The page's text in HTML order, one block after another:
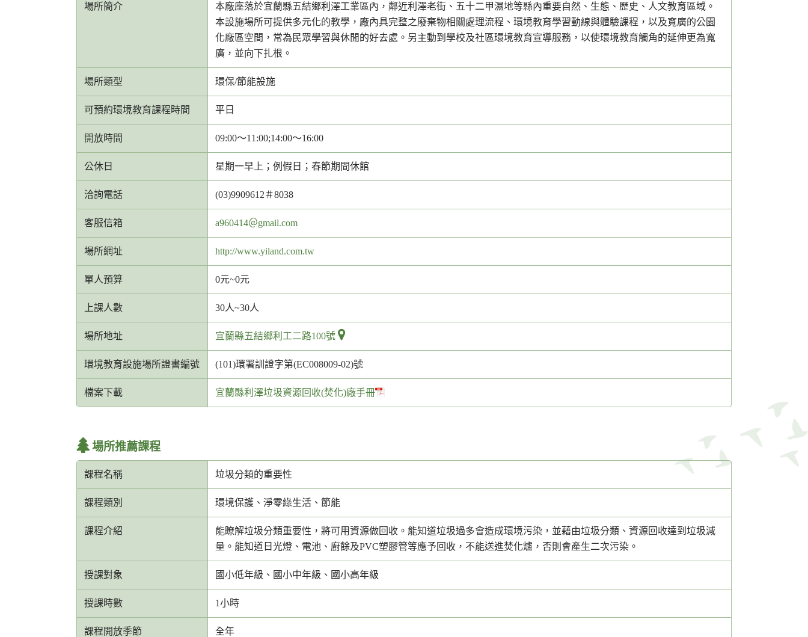
場所簡介
本廠座落於宜蘭縣五結鄉利澤工業區內，鄰近利澤老街、五十二甲濕地等縣內重要自然、生態、歷史、人文教育區域。
本設施場所可提供多元化的教學，廠內具完整之廢棄物相關處理流程、環境教育學習動線與體驗課程，以及寬廣的公園
化廠區空間，常為民眾學習與休閒的好去處。另主動到學校及社區環境教育宣導服務，以使環境教育觸角的延伸更為寬
廣，並向下扎根。
場所類型 環保/節能設施
可預約環境教育課程時間 平日
開放時間 09:00～11:00;14:00～16:00
公休日 星期一早上；例假日；春節期間休館
洽詢電話 (03)9909612＃8038
客服信箱
客
服
信
箱
網
a960414＠gmail.com
場所網址 http://www.yiland.com.tw
單人預算 0元~0元
上課人數 30人~30人
場所地址 宜蘭縣五結鄉利工二路100號
環境教育設施場所證書編號 (101)環署訓證字第(EC008009-02)號
檔案下載 宜蘭縣利澤垃圾資源回收(焚化)廠手冊
場所推薦課程
課程名稱 垃圾分類的重要性
課程類別 環境保護、淨零綠生活、節能
課程介紹
能瞭解垃圾分類重要性，將可用資源做回收。能知道垃圾過多會造成環境污染，並藉由垃圾分類、資源回收達到垃圾減
量。能知道日光燈、電池、廚餘及PVC塑膠管等應予回收，不能送進焚化爐，否則會產生二次污染。
授課對象 國小低年級、國小中年級、國小高年級
授課時數 1小時
課程開放季節 全年